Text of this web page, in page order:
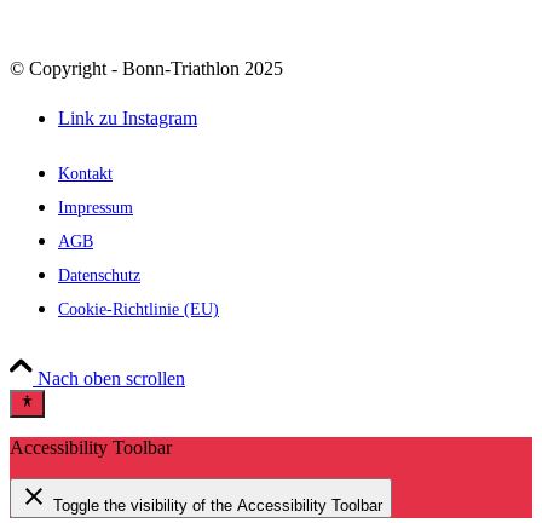
© Copyright - Bonn-Triathlon 2025
Link zu Instagram
Kontakt
Impressum
AGB
Datenschutz
Cookie-Richtlinie (EU)
Nach oben scrollen
Accessibility Toolbar
close Toggle the visibility of the Accessibility Toolbar